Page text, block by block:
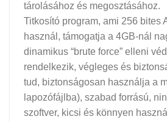
tárolásához és megosztásához.
Titkosító program, ami 256 bites
használ, támogatja a 4GB-nál
dinamikus “brute force” elleni
rendelkezik, végleges és
tud, biztonságosan használja a
lapozófájlba), szabad forrású,
szoftver, kicsi és könnyen